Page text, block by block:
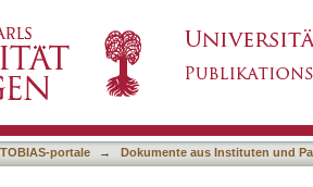
TOBIAS-portale → Dokumente aus Instituten und